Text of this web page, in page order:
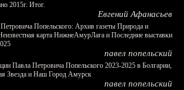
2015г. Итог.
Евгений Афанасьев
Попельского: Архив газеты Природа и
карта НижнеАмурЛага и Последние выставки
павел попельский
Павла Петровича Попельского 2023-2025 в Болгарии,
Звезда и Наш Город Амурск
павел попельский